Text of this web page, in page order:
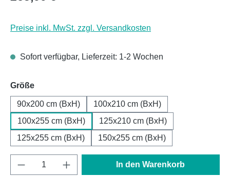
Preise inkl. MwSt. zzgl. Versandkosten
Sofort verfügbar, Lieferzeit: 1-2 Wochen
Größeauswählen
90x200 cm (BxH)
100x210 cm (BxH)
100x255 cm (BxH)
125x210 cm (BxH)
125x255 cm (BxH)
150x255 cm (BxH)
Produkt Anzahl: Gib den gewünschten
In den Warenkorb